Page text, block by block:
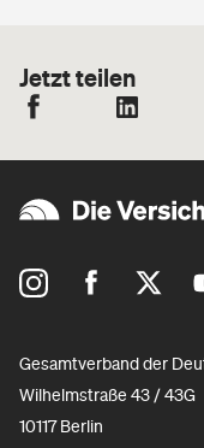
Jetzt teilen
Gesamtverband der
Wilhelmstraße 43 / 43G
10117 Berlin